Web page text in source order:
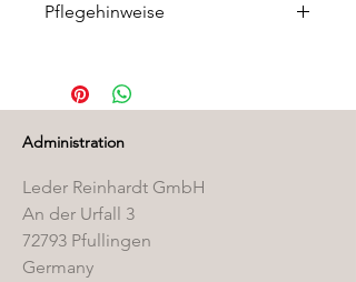
Pflegehinweise
Pflegemittelshop
Administration
Leder Reinhardt GmbH
An der Urfall 3
72793 Pfullingen
Germany